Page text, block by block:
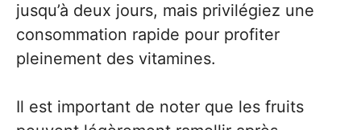
jusqu’à deux jours, mais privilégiez une
consommation rapide pour profiter
pleinement des vitamines.
Il est important de noter que les fruits